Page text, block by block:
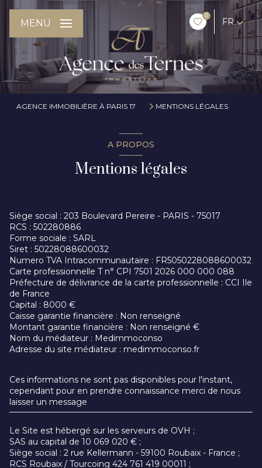
0
FR
MENU
AGENCE IMMOBILIÈRE À PARIS 17 MENTIONS LÉGALES
A PROPOS
Mentions légales
Siège social : 203 Boulevard Pereire - PARIS - 75017
RCS : 502280886
Forme sociale : SARL
Siret : 50228088600032
Numero TVA Intracommunautaire : FR5050228088600032
Carte professionnelle T n° CPI 7501 2026 000 000 088
Préfecture de délivrance de la carte professionnelle : CCI Ile
de France
Capital : 8000 €
Caisse garantie financière : Non renseigné
Montant garantie financière : Non renseigné €
Nom du médiateur : Medimmoconso
Adresse du site médiateur : medimmoconso.fr
Ces informations ne sont pas disponibles pour l'instant,
cependant pour en prendre connaissance merci de nous
laisser un message
Le Site est hébergé sur les serveurs de OVH ;
SAS au capital de 10 069 020 € ;
Siège social : 2 rue Kellermann - 59100 Roubaix - France ;
RCS Roubaix / Tourcoing 424 761 419 00011 ;